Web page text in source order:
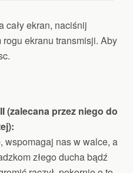
cały ekran, naciśnij
ekranu transmisji. Aby
(zalecana przez niego do
, wspomagaj nas w walce, a
złego ducha bądź